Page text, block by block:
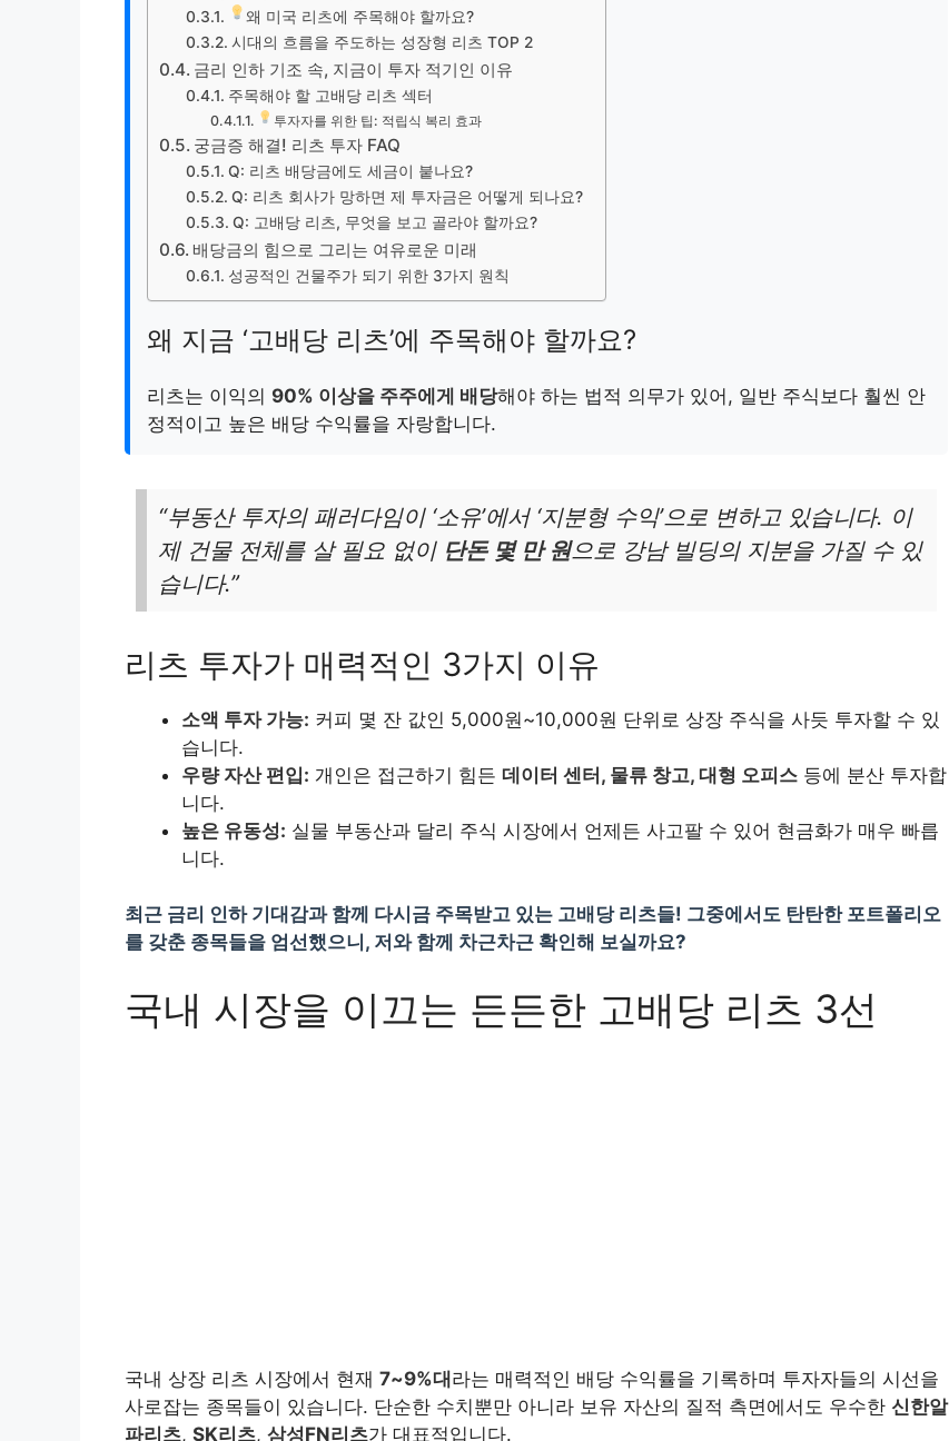
왜 미국 리츠에 주목해야 할까요?
시대의 흐름을 주도하는 성장형 리츠 TOP 2
금리 인하 기조 속, 지금이 투자 적기인 이유
주목해야 할 고배당 리츠 섹터
투자자를 위한 팁: 적립식 복리 효과
궁금증 해결! 리츠 투자 FAQ
Q: 리츠 배당금에도 세금이 붙나요?
Q: 리츠 회사가 망하면 제 투자금은 어떻게 되나요?
Q: 고배당 리츠, 무엇을 보고 골라야 할까요?
배당금의 힘으로 그리는 여유로운 미래
성공적인 건물주가 되기 위한 3가지 원칙
왜 지금 ‘고배당 리츠’에 주목해야 할까요?
리츠는 이익의 90% 이상을 주주에게 배당해야 하는 법적 의무가 있어, 일반 주식보다 훨씬 안
정적이고 높은 배당 수익률을 자랑합니다.
“부동산 투자의 패러다임이 ‘소유’에서 ‘지분형 수익’으로 변하고 있습니다. 이
제 건물 전체를 살 필요 없이 단돈 몇 만 원으로 강남 빌딩의 지분을 가질 수 있
습니다.”
리츠 투자가 매력적인 3가지 이유
소액 투자 가능: 커피 몇 잔 값인 5,000원~10,000원 단위로 상장 주식을 사듯 투자할 수 있
습니다.
우량 자산 편입: 개인은 접근하기 힘든 데이터 센터, 물류 창고, 대형 오피스 등에 분산 투자합
니다.
높은 유동성: 실물 부동산과 달리 주식 시장에서 언제든 사고팔 수 있어 현금화가 매우 빠릅
니다.
최근 금리 인하 기대감과 함께 다시금 주목받고 있는 고배당 리츠들! 그중에서도 탄탄한 포트폴리오
를 갖춘 종목들을 엄선했으니, 저와 함께 차근차근 확인해 보실까요?
국내 시장을 이끄는 든든한 고배당 리츠 3선
국내 상장 리츠 시장에서 현재 7~9%대라는 매력적인 배당 수익률을 기록하며 투자자들의 시선을
사로잡는 종목들이 있습니다. 단순한 수치뿐만 아니라 보유 자산의 질적 측면에서도 우수한 신한알
파리츠, SK리츠, 삼성FN리츠가 대표적입니다.